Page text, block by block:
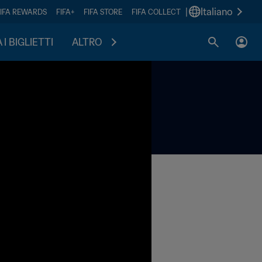
REWARDS FIFA+ FIFA STORE FIFA COLLECT Italiano
I BIGLIETTI ALTRO